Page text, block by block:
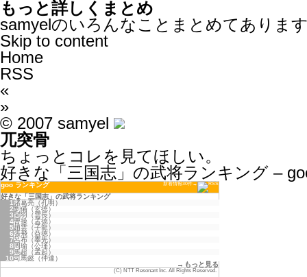
もっと詳しくまとめ
samyelのいろんなことまとめてありま
Skip to content
Home
RSS
«
»
© 2007 samyel
兀突骨
ちょっとコレを見てほしい。
好きな「三国志」の武将ランキング –
新着情報30件→
goo ランキング
好きな「三国志」の武将ランキング
1諸葛亮（孔明）
2劉備（玄徳）
3関羽（雲長）
4曹操（孟徳）
5趙雲（子龍）
6張飛（益徳）
7呂布（奉先）
8 周瑜（公瑾）
9馬超（孟起）
10司馬懿（仲達）
→ もっと見る
(C) NTT Resonant Inc. All Rights Reserved.